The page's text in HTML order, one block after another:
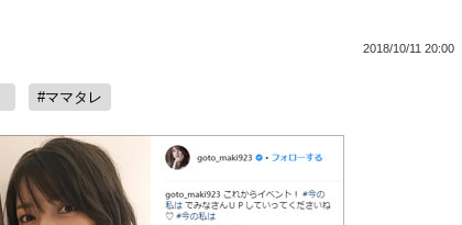
2018/10/11 20:00
#ママタレ